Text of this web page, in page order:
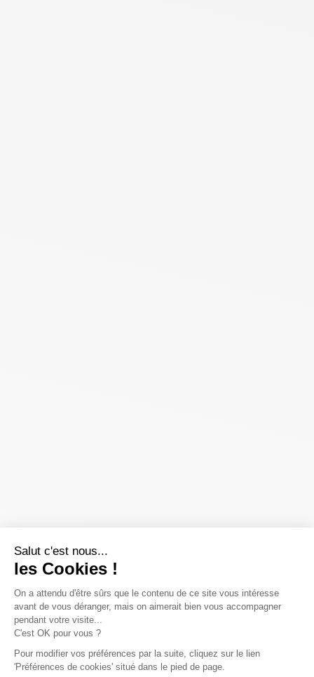
Salut c'est nous...
les Cookies !
On a attendu d'être sûrs que le contenu de ce site vous intéresse
avant de vous déranger, mais on aimerait bien vous accompagner
pendant votre visite...
C'est OK pour vous ?
Pour modifier vos préférences par la suite, cliquez sur le lien
'Préférences de cookies' situé dans le pied de page.